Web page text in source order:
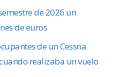
de 2026 un
de euros
de un Cessna
realizaba un vuelo